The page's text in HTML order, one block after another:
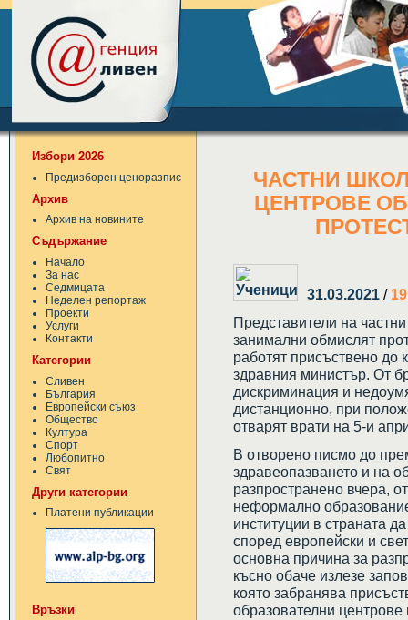
Избори 2026
Предизборен ценоразпис
Архив
Архив на новините
Съдържание
Начало
За нас
Седмицата
Неделен репортаж
Проекти
Услуги
Контакти
Категории
Сливен
България
Европейски съюз
Общество
Култура
Спорт
Любопитно
Свят
Други категории
Платени публикации
Връзки
ЧАСТНИ
ЦЕНТРОВЕ
31.03.2021 /
Представители на
занимални обмислят
работят присъствено до
здравния министър. От
дискриминация и
дистанционно, при
отварят врати на 5-и
В отворено писмо до
здравеопазването и на
разпространено вчера,
неформално
институции в страната
според европейски и
основна причина за
късно обаче излезе
която забранява
образователни